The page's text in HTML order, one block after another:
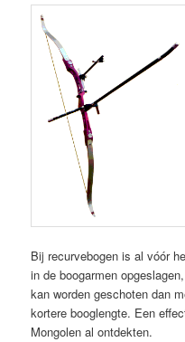
Bij recurvebogen is al vóór
in de boogarmen
kan worden geschoten dan
kortere booglengte. Een
Mongolen al ontdekten.